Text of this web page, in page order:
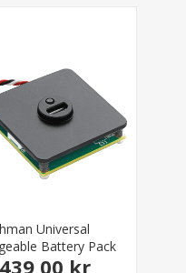
Universal
Battery Pack
kr